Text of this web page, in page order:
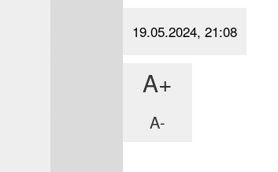
19.05.2024, 21:08
A+
A-